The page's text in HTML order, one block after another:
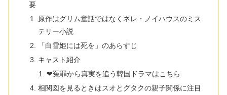
要
原作はグリム童話ではなくネレ・ノイハウスのミス
テリー小説
「白雪姫には死を」のあらすじ
キャスト紹介
❤冤罪から真実を追う韓国ドラマはこちら
相関図を見るときはスオとグタクの親子関係に注目